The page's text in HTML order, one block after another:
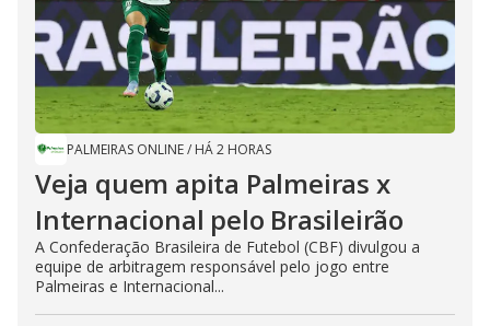
PALMEIRAS ONLINE/ HÁ 2 HORAS
Veja quem apita Palmeiras x
Internacional pelo Brasileirão
A Confederação Brasileira de Futebol (CBF) divulgou a
equipe de arbitragem responsável pelo jogo entre
Palmeiras e Internacional...